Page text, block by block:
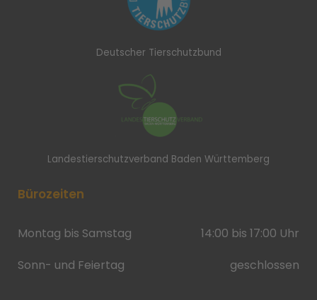
Deutscher Tierschutzbund
Landestierschutzverband Baden Württemberg
Bürozeiten
Montag bis Samstag
14:00 bis 17:00 Uhr
Sonn- und Feiertag
geschlossen